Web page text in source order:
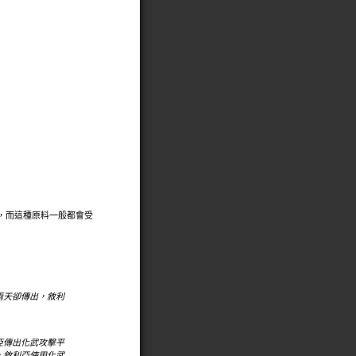
而這種原料一般都會受
天卻傳出，敘利
傳出化武攻擊平